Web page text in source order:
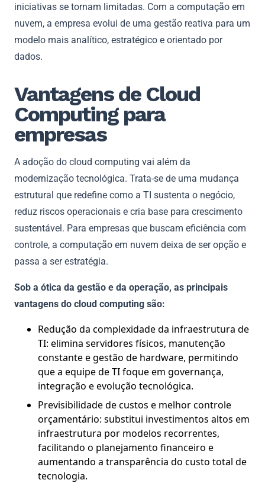
iniciativas se tornam limitadas. Com a computação em
nuvem, a empresa evolui de uma gestão reativa para um
modelo mais analítico, estratégico e orientado por
dados.
Vantagens de Cloud
Computing para
empresas
A adoção do cloud computing vai além da
modernização tecnológica. Trata-se de uma mudança
estrutural que redefine como a TI sustenta o negócio,
reduz riscos operacionais e cria base para crescimento
sustentável. Para empresas que buscam eficiência com
controle, a computação em nuvem deixa de ser opção e
passa a ser estratégia.
Sob a ótica da gestão e da operação, as principais
vantagens do cloud computing são:
Redução da complexidade da infraestrutura de
TI: elimina servidores físicos, manutenção
constante e gestão de hardware, permitindo
que a equipe de TI foque em governança,
integração e evolução tecnológica.
Previsibilidade de custos e melhor controle
orçamentário: substitui investimentos altos em
infraestrutura por modelos recorrentes,
facilitando o planejamento financeiro e
aumentando a transparência do custo total de
tecnologia.